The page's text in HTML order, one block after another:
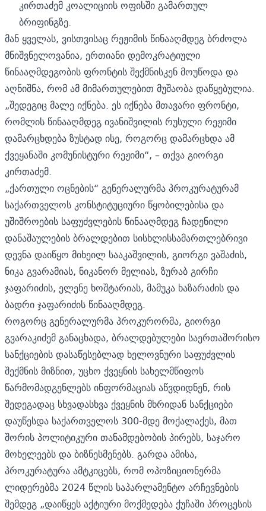
კირთაძემ კოალიციის ოფისში გამართულ
ბრიფინგზე.
მან ყველას, ვისთვისაც რეჟიმის წინააღმდეგ ბრძოლა
მნიშვნელოვანია, ერთიანი დემოკრატიული
წინააღმდეგობის ფრონტის შექმნისკენ მოუწოდა და
აღნიშნა, რომ ამ მიმართულებით მუშაობა დაწყებულია.
„შედეგიც მალე იქნება. ეს იქნება მთავარი ფრონტი,
რომლის წინააღმდეგ ივანიშვილის რუსული რეჟიმი
დამარცხდება ზუსტად ისე, როგორც დამარცხდა ამ
ქვეყანაში კომუნისტური რეჟიმი“, – თქვა გიორგი
კირთაძემ.
„ქართული ოცნების“ გენერალურმა პროკურატურამ
საქართველოს კონსტიტუციური წყობილებისა და
უშიშროების საფუძვლების წინააღმდეგ ჩადენილი
დანაშაულების ბრალდებით სისხლისსამართლებრივი
დევნა დაიწყო მიხეილ სააკაშვილის, გიორგი ვაშაძის,
ნიკა გვარამიას, ნიკანორ მელიას, ზურაბ გირჩი
ჯაფარიძის, ელენე ხოშტარიას, მამუკა ხაზარაძის და
ბადრი ჯაფარიძის წინააღმდეგ.
როგორც გენერალურმა პროკურორმა, გიორგი
გვარაკიძემ განაცხადა, ბრალდებულები საერთაშორისო
სანქციების დასაწესებლად ხელოვნური საფუძვლის
შექმნის მიზნით, უცხო ქვეყნის სახელმწიფოს
წარმომადგენლებს ინფორმაციას აწვდიდნენ, რის
შედეგადაც სხვადასხვა ქვეყნის მხრიდან სანქციები
დაუწესდა საქართველოს 300-მდე მოქალაქეს, მათ
შორის პოლიტიკური თანამდებობის პირებს, საჯარო
მოხელეებს და ბიზნესმენებს. გარდა ამისა,
პროკურატურა ამტკიცებს, რომ ოპოზიციონერმა
ლიდერებმა 2024 წლის საპარლამენტო არჩევნების
შემდეგ „დაიწყეს აქტიური მოქმედება ქუჩაში პროცესის